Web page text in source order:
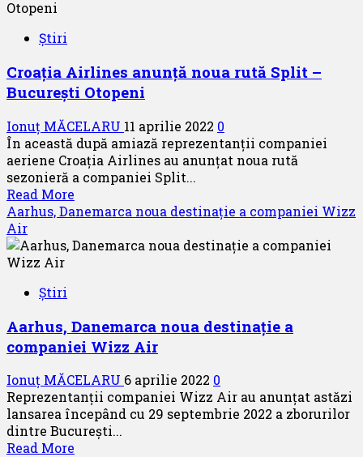
Blue
Air
România
Știri
Croația Airlines anunță noua rută Split –
București Otopeni
Ionuț MĂCELARU 11 aprilie 2022 0
În această după amiază reprezentanții companiei
aeriene Croația Airlines au anunțat noua rută
sezonieră a companiei Split...
Read More
more
Croația
Split
–
Otopeni
Aarhus, Danemarca noua destinație a companiei Wizz
Air
Știri
Aarhus, Danemarca noua destinație a
companiei Wizz Air
Ionuț MĂCELARU 6 aprilie 2022 0
Reprezentanții companiei Wizz Air au anunțat astăzi
lansarea începând cu 29 septembrie 2022 a zborurilor
dintre București...
Read More